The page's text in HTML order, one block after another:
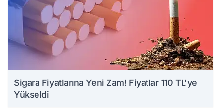
Sigara Fiyatlarına Yeni Zam! Fiyatlar 110 TL'ye
Yükseldi